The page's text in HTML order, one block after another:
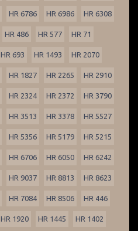
HR 6786 HR 6986 HR 6308
HR 486 HR 577 HR 71
HR 693 HR 1493 HR 2070
HR 1827 HR 2265 HR 2910
HR 2324 HR 2372 HR 3790
HR 3513 HR 3378 HR 5527
HR 5356 HR 5179 HR 5215
HR 6706 HR 6050 HR 6242
HR 9037 HR 8813 HR 8623
HR 7084 HR 8506 HR 446
HR 1920 HR 1445 HR 1402